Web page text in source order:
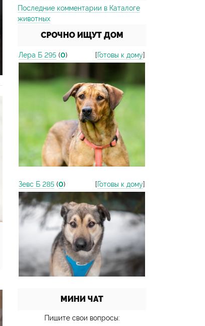
Последние комментарии в Каталоге
животных
СРОЧНО ИЩУТ ДОМ
Лера Б 295 (0) [Готовы к дому]
Зевс Б 285 (0) [Готовы к дому]
МИНИ ЧАТ
Пишите свои вопросы: